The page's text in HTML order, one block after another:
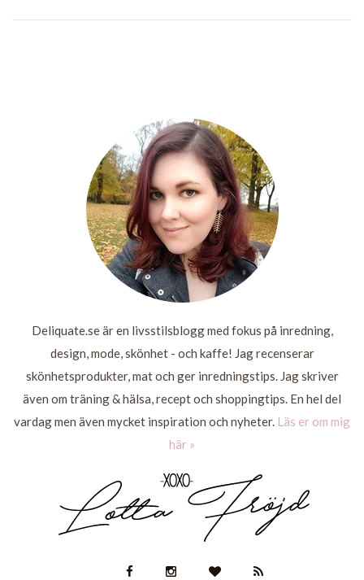
LÄS MER LÄS
MER
Deliquate.se är en livsstilsblogg med fokus på inredning,
design, mode, skönhet - och kaffe! Jag recenserar
skönhetsprodukter, mat och ger inredningstips. Jag skriver
även om träning & hälsa, recept och shoppingtips. En hel del
vardag men även mycket inspiration och nyheter. Läs er om mig
här »